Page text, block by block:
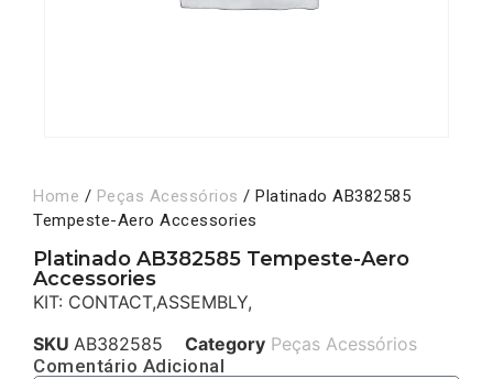
Home / Peças Acessórios / Platinado AB382585
Tempeste-Aero Accessories
Platinado AB382585 Tempeste-Aero
Accessories
KIT: CONTACT,ASSEMBLY,
SKU AB382585 Category Peças Acessórios
Comentário Adicional